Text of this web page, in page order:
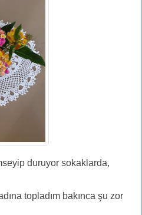
duruyor sokaklarda,
topladım bakınca şu zor